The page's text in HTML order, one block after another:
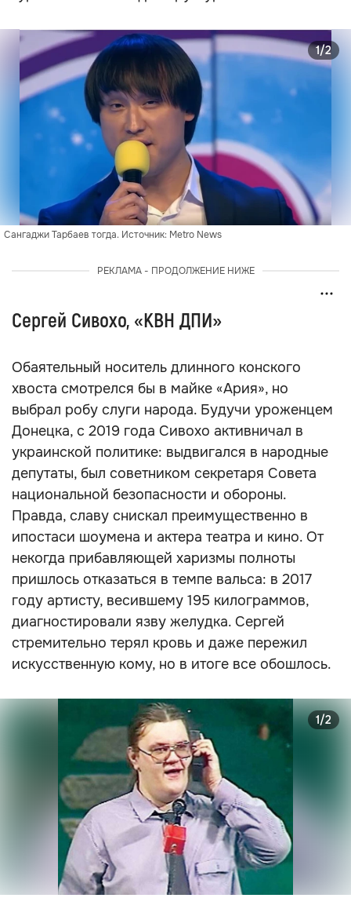
Сангаджи Тарбаев тогда. Источник: Metro News
1/2
РЕКЛАМА - ПРОДОЛЖЕНИЕ НИЖЕ
Сергей Сивохо, «КВН ДПИ»
Обаятельный носитель длинного конского
хвоста смотрелся бы в майке «Ария», но
выбрал робу слуги народа. Будучи уроженцем
Донецка, с 2019 года Сивохо активничал в
украинской политике: выдвигался в народные
депутаты, был советником секретаря Совета
национальной безопасности и обороны.
Правда, славу снискал преимущественно в
ипостаси шоумена и актера театра и кино. От
некогда прибавляющей харизмы полноты
пришлось отказаться в темпе вальса: в 2017
году артисту, весившему 195 килограммов,
диагностировали язву желудка. Сергей
стремительно терял кровь и даже пережил
искусственную кому, но в итоге все обошлось.
1/2